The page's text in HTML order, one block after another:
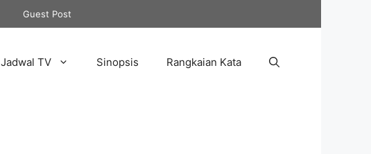
Guest Post
Jadwal TV Sinopsis Rangkaian Kata